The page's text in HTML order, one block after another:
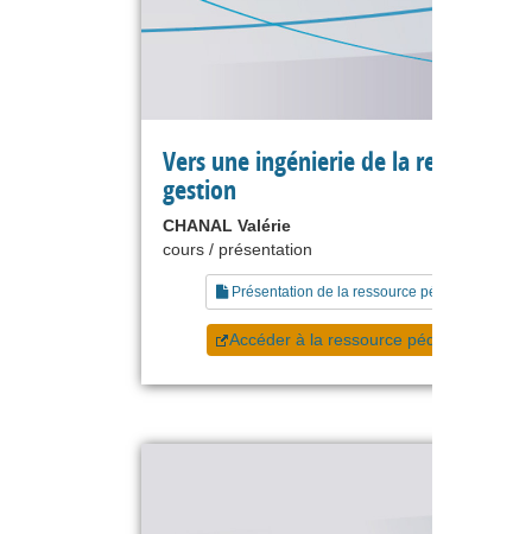
Vers une ingénierie de la recherche
gestion
CHANAL Valérie
cours / présentation
Présentation de la ressource pédagogique
Accéder à la ressource pédagogique